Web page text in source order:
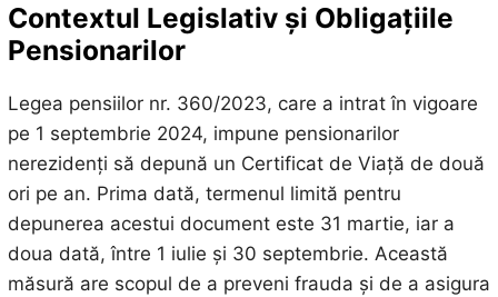
Contextul Legislativ și Obligațiile
Pensionarilor
Legea pensiilor nr. 360/2023, care a intrat în vigoare
pe 1 septembrie 2024, impune pensionarilor
nerezidenți să depună un Certificat de Viață de două
ori pe an. Prima dată, termenul limită pentru
depunerea acestui document este 31 martie, iar a
doua dată, între 1 iulie și 30 septembrie. Această
măsură are scopul de a preveni frauda și de a asigura